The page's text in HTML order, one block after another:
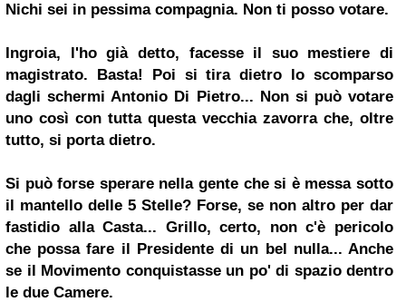
Nichi sei in pessima compagnia. Non ti posso votare.
Ingroia, l'ho già detto, facesse il suo mestiere di
magistrato. Basta! Poi si tira dietro lo scomparso
dagli schermi Antonio Di Pietro... Non si può votare
uno così con tutta questa vecchia zavorra che, oltre
tutto, si porta dietro.
Si può forse sperare nella gente che si è messa sotto
il mantello delle 5 Stelle? Forse, se non altro per dar
fastidio alla Casta... Grillo, certo, non c'è pericolo
che possa fare il Presidente di un bel nulla... Anche
se il Movimento conquistasse un po' di spazio dentro
le due Camere.